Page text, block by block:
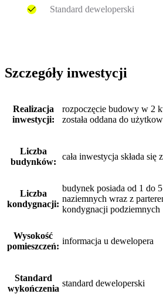
Standard deweloperski
Szczegóły inwestycji
Realizacja
inwestycji:
rozpoczęcie budowy w 2
została oddana do
Liczba
budynków:
cała inwestycja składa się
Liczba
kondygnacji:
budynek posiada od 1 do
naziemnych wraz z
kondygnacji podziemnych
Wysokość
pomieszczeń:
informacja u dewelopera
Standard
wykończenia
standard deweloperski